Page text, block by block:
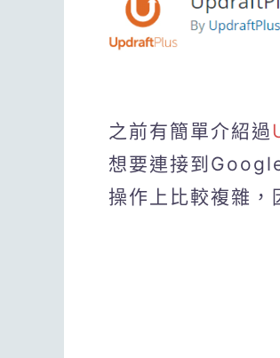
之前有簡單介紹過
想要連接到
操作上比較複雜，